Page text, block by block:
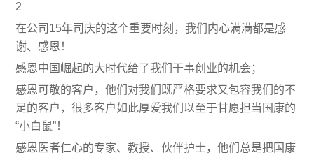
2
在公司15年司庆的这个重要时刻，我们内心满满都是感
谢、感恩！
感恩中国崛起的大时代给了我们干事创业的机会；
感恩可敬的客户，他们对我们既严格要求又包容我们的不
足的客户，很多客户如此厚爱我们以至于甘愿担当国康的
“小白鼠”！
感恩医者仁心的专家、教授、伙伴护士，他们总是把国康